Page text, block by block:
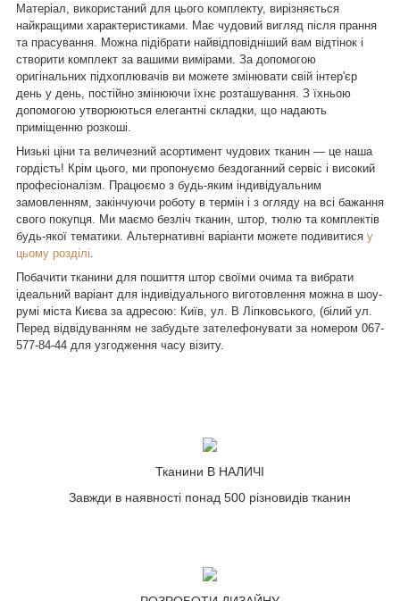
Матеріал, використаний для цього комплекту, вирізняється
найкращими характеристиками. Має чудовий вигляд після прання
та прасування. Можна підібрати найвідповідніший вам відтінок і
створити комплект за вашими вимірами. За допомогою
оригінальних підхоплювачів ви можете змінювати свій інтер'єр
день у день, постійно змінюючи їхнє розташування. З їхньою
допомогою утворюються елегантні складки, що надають
приміщенню розкоші.
Низькі ціни та величезний асортимент чудових тканин — це наша
гордість! Крім цього, ми пропонуємо бездоганний сервіс і високий
професіоналізм. Працюємо з будь-яким індивідуальним
замовленням, закінчуючи роботу в термін і з огляду на всі бажання
свого покупця. Ми маємо безліч тканин, штор, тюлю та комплектів
будь-якої тематики. Альтернативні варіанти можете подивитися у
цьому розділі
Побачити тканини для пошиття штор своїми очима та вибрати
ідеальний варіант для індивідуального виготовлення можна в шоу-
румі міста Києва за адресою: Київ, ул. В Ліпковського, (білий ул.
Перед відвідуванням не забудьте зателефонувати за номером 067-
577-84-44 для узгодження часу візиту.
Тканини В НАЛИЧІ
Завжди в наявності понад 500 різновидів тканин